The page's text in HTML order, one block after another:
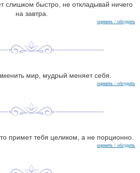
слишком быстро, не откладывай ничего
на завтра.
оценить / обсудить
мир, мудрый меняет себя.
оценить / обсудить
примет тебя целиком, а не порционно.
оценить / обсудить